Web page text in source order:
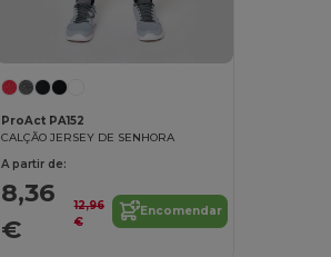
ProAct PA152
CALÇÃO JERSEY DE SENHORA
A partir de:
8,36
€
12,96
€
Encomendar